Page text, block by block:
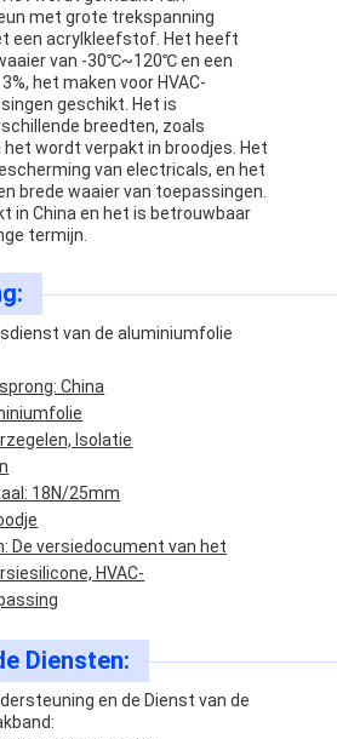
het aluminiumfolieglas
Kraftpapier-Document
linnen
precisieinvestering
met grote trekspanning
een acrylkleefstof. Het heeft
van -30℃~120℃ en een
het maken voor HVAC-
geschikt. Het is
breedten, zoals
wordt verpakt in broodjes. Het
van electricals, en het
brede waaier van toepassingen.
in China en het is betrouwbaar
termijn.
van de aluminiumfolie
China
Isolatie
18N/25mm
De versiedocument van het
HVAC-
Diensten:
en de Dienst van de